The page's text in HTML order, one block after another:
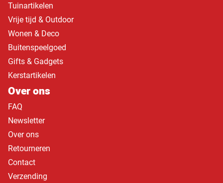
Tuinartikelen
Vrije tijd & Outdoor
Wonen & Deco
Buitenspeelgoed
Gifts & Gadgets
Kerstartikelen
Over ons
FAQ
Newsletter
Over ons
Retourneren
Contact
Verzending